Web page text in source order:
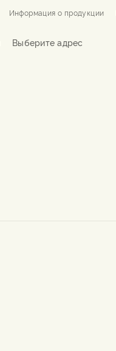
Информация о продукции
Выберите адрес